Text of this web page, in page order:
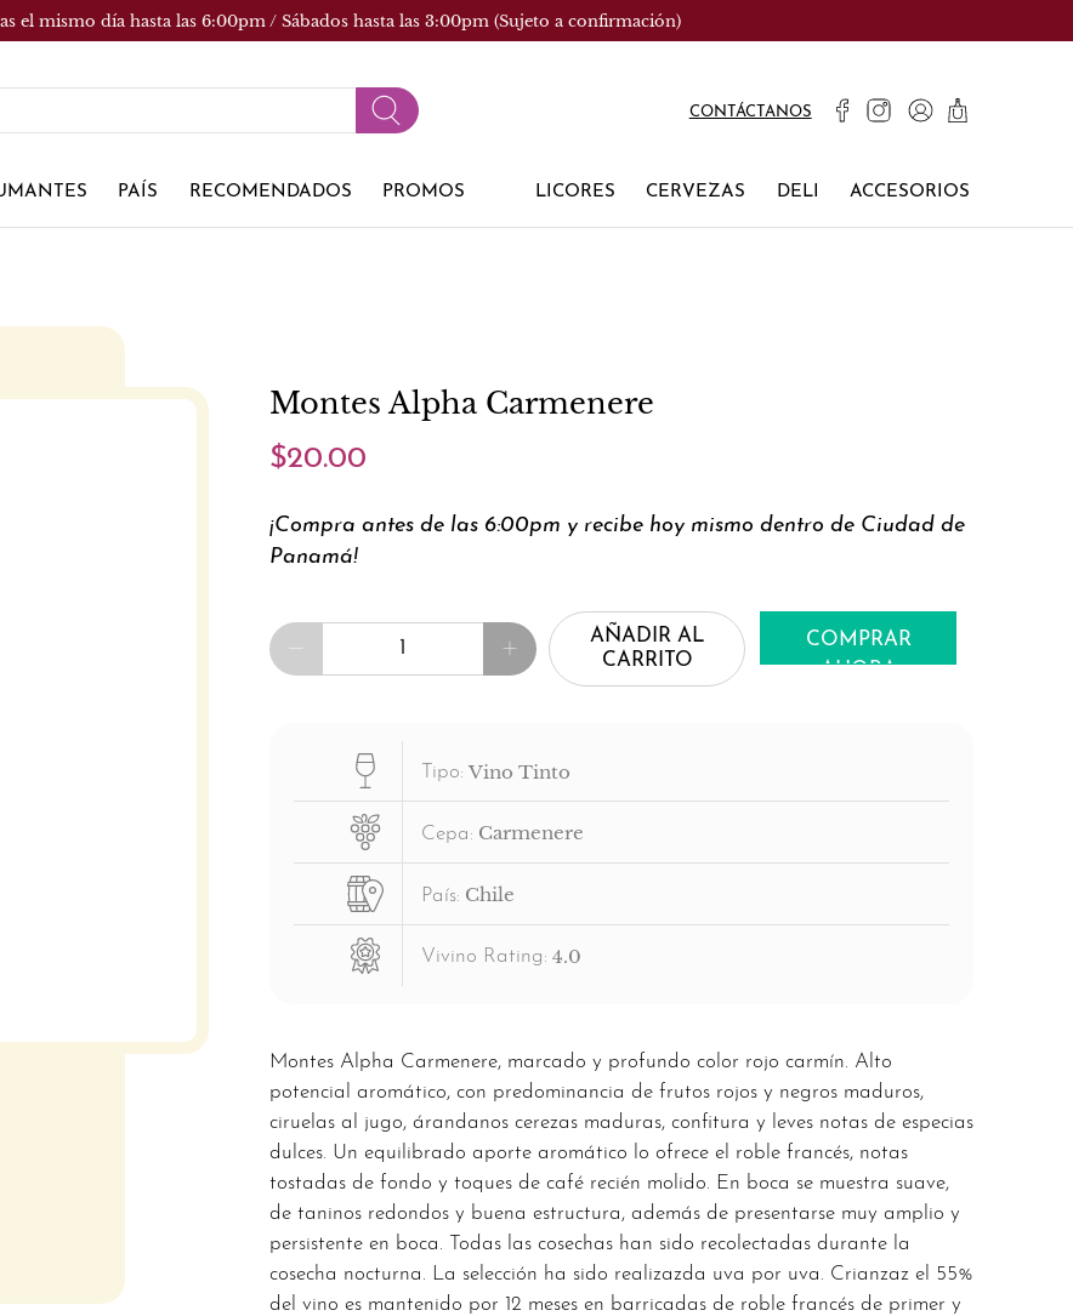
el mismo día hasta las 6:00pm / Sábados hasta las 3:00pm (Sujeto a confirmación)
CONTÁCTANOS
PAÍS RECOMENDADOS PROMOS LICORES CERVEZAS DELI ACCESORIOS
Montes Alpha Carmenere
$20.00
¡Compra antes de las 6:00pm y recibe hoy mismo dentro de Ciudad de
Panamá!
Cantidad
AÑADIR AL
CARRITO
COMPRAR
AHORA
Tipo: Vino Tinto
Cepa: Carmenere
País: Chile
Vivino Rating: 4.0
Montes Alpha Carmenere, marcado y profundo color rojo carmín. Alto
potencial aromático, con predominancia de frutos rojos y negros maduros,
ciruelas al jugo, árandanos cerezas maduras, confitura y leves notas de especias
dulces. Un equilibrado aporte aromático lo ofrece el roble francés, notas
tostadas de fondo y toques de café recién molido. En boca se muestra suave,
de taninos redondos y buena estructura, además de presentarse muy amplio y
persistente en boca. Todas las cosechas han sido recolectadas durante la
cosecha nocturna. La selección ha sido realizazda uva por uva. Crianzaz el 55%
del vino es mantenido por 12 meses en barricadas de roble francés de primer y